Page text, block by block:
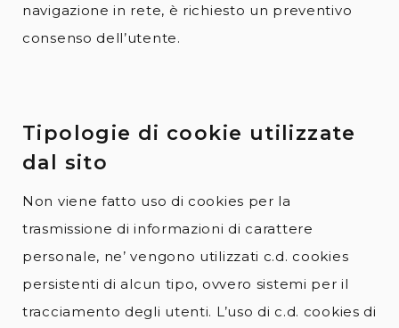
navigazione in rete, è richiesto un preventivo
consenso dell’utente.
Tipologie di cookie utilizzate
dal sito
Non viene fatto uso di cookies per la
trasmissione di informazioni di carattere
personale, ne’ vengono utilizzati c.d. cookies
persistenti di alcun tipo, ovvero sistemi per il
tracciamento degli utenti. L’uso di c.d. cookies di